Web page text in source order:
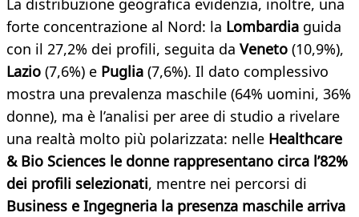
La distribuzione geografica evidenzia, inoltre, una
forte concentrazione al Nord: la Lombardia guida
con il 27,2% dei profili, seguita da Veneto (10,9%),
Lazio (7,6%) e Puglia (7,6%). Il dato complessivo
mostra una prevalenza maschile (64% uomini, 36%
donne), ma è l’analisi per aree di studio a rivelare
una realtà molto più polarizzata: nelle Healthcare
& Bio Sciences le donne rappresentano circa l’82%
dei profili selezionati, mentre nei percorsi di
Business e Ingegneria la presenza maschile arriva